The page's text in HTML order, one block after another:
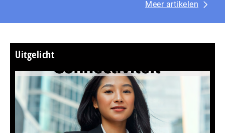
Meer artikelen
Uitgelicht